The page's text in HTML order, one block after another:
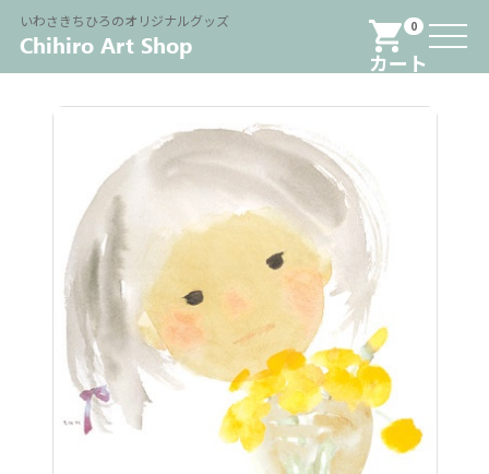
0
カート
いわさきちひろのオリジナルグッズ Menu